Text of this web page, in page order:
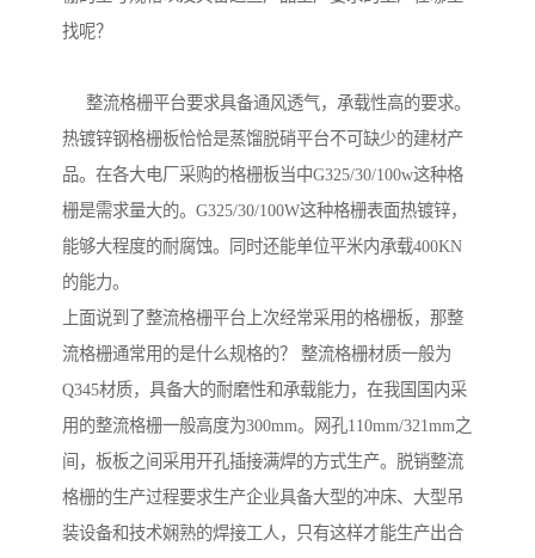
找呢？
整流格栅平台要求具备通风透气，承载性高的要求。
热镀锌钢格栅板恰恰是蒸馏脱硝平台不可缺少的建材产
品。在各大电厂采购的格栅板当中G325/30/100w这种格
栅是需求量大的。G325/30/100W这种格栅表面热镀锌，
能够大程度的耐腐蚀。同时还能单位平米内承载400KN
的能力。
上面说到了整流格栅平台上次经常采用的格栅板，那整
流格栅通常用的是什么规格的？ 整流格栅材质一般为
Q345材质，具备大的耐磨性和承载能力，在我国国内采
用的整流格栅一般高度为300mm。网孔110mm/321mm之
间，板板之间采用开孔插接满焊的方式生产。脱销整流
格栅的生产过程要求生产企业具备大型的冲床、大型吊
装设备和技术娴熟的焊接工人，只有这样才能生产出合